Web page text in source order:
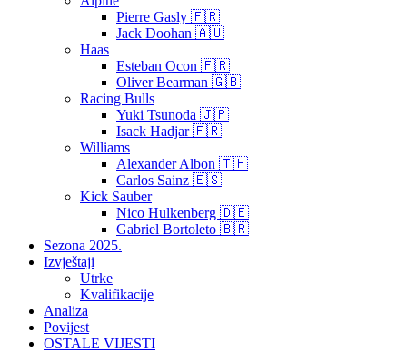
Pierre Gasly 🇫🇷
Jack Doohan 🇦🇺
Haas
Esteban Ocon 🇫🇷
Oliver Bearman 🇬🇧
Racing Bulls
Yuki Tsunoda 🇯🇵
Isack Hadjar 🇫🇷
Williams
Alexander Albon 🇹🇭
Carlos Sainz 🇪🇸
Kick Sauber
Nico Hulkenberg 🇩🇪
Gabriel Bortoleto 🇧🇷
Sezona 2025.
Izvještaji
Utrke
Kvalifikacije
Analiza
Povijest
OSTALE VIJESTI